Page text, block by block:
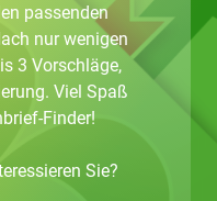
passenden
nur wenigen
3 Vorschläge,
Viel Spaß
Finder!
Sie?